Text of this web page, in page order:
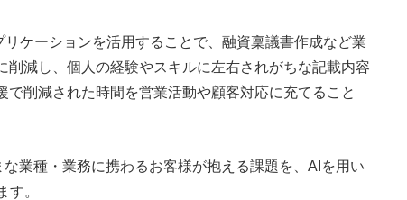
ケーションを活用することで、融資稟議書作成など業
減し、個人の経験やスキルに左右されがちな記載内容
削減された時間を営業活動や顧客対応に充てること
業種・業務に携わるお客様が抱える課題を、AIを用い
。